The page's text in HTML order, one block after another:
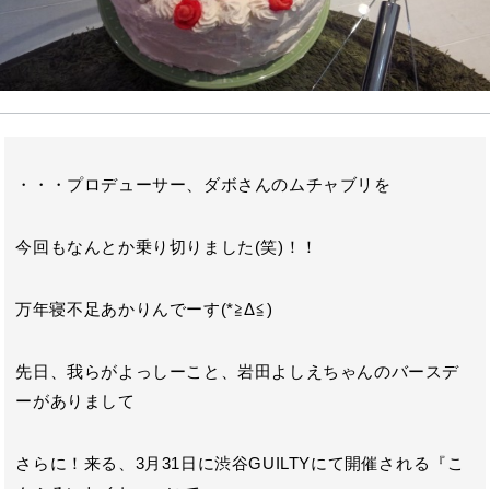
・・・プロデューサー、ダボさんのムチャブリを
今回もなんとか乗り切りました(笑)！！
万年寝不足あかりんでーす(*≧Δ≦)
先日、我らがよっしーこと、岩田よしえちゃんのバースデ
ーがありまして
さらに！来る、3月31日に渋谷GUILTYにて開催される『こ